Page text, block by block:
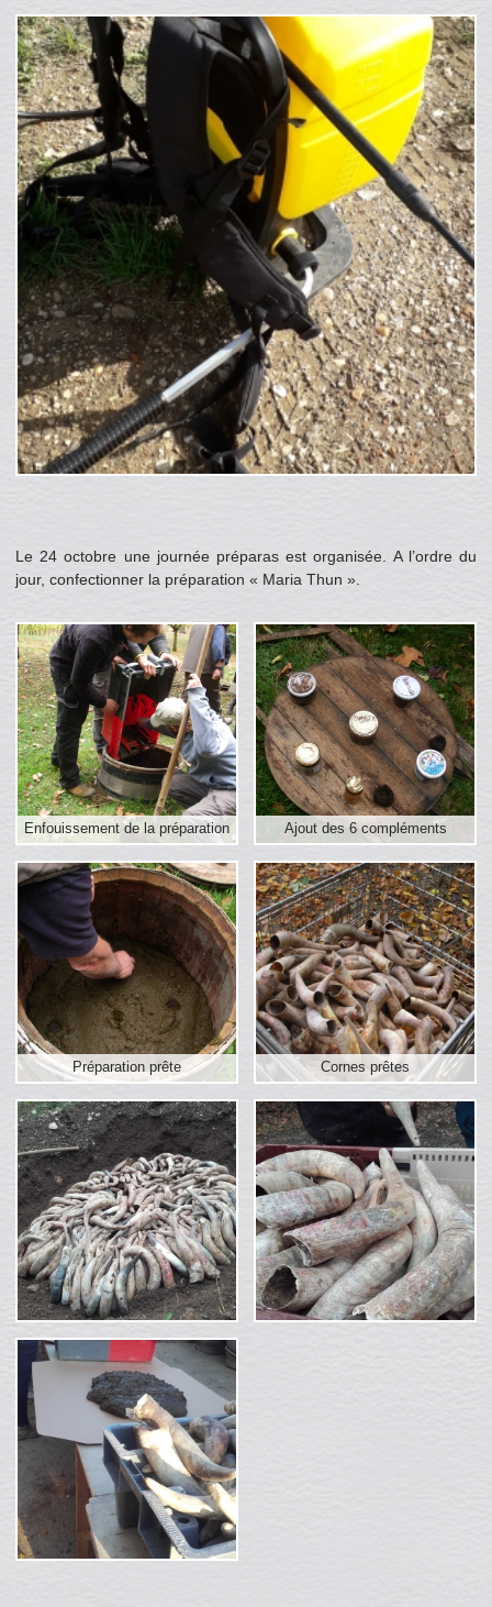
Le 24 octobre une journée préparas est organisée. A l’ordre du
jour, confectionner la préparation « Maria Thun ».
Enfouissement de la préparation Ajout des 6 compléments
Préparation prête Cornes prêtes